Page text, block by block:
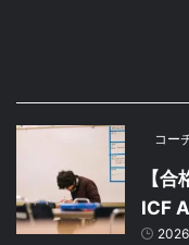
コー
【
ICF